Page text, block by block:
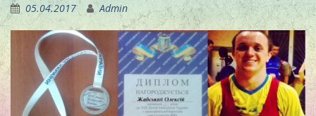
05.04.2017 Admin